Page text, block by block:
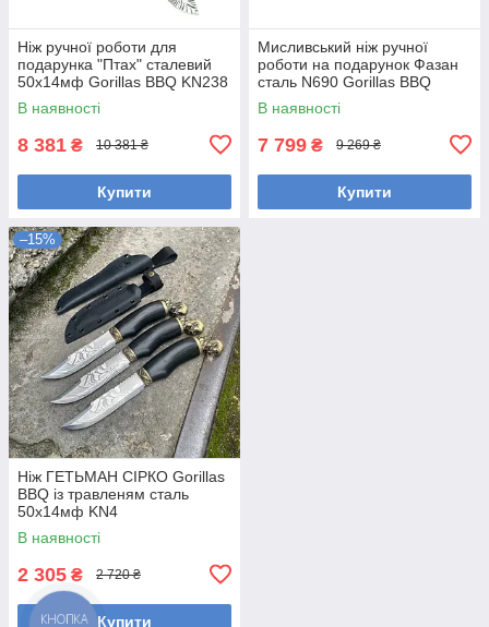
Ніж ручної роботи для
подарунка "Птах" сталевий
50х14мф Gorillas BBQ KN238
В наявності
8 381 ₴ 10 381 ₴
Купити
Мисливський ніж ручної
роботи на подарунок Фазан
сталь N690 Gorillas BBQ
(KN260)
В наявності
7 799 ₴ 9 269 ₴
Купити
–15%
Ніж ГЕТЬМАН СІРКО Gorillas
BBQ із травленям сталь
50х14мф KN4
В наявності
2 305 ₴ 2 720 ₴
Купити